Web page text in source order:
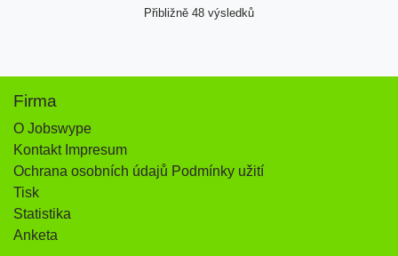
Přibližně 48 výsledků
Firma
O Jobswype
Kontakt Impresum
Ochrana osobních údajů Podmínky užití
Tisk
Statistika
Anketa